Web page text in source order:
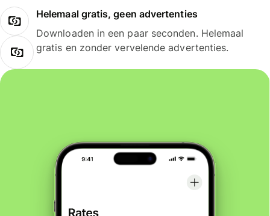
Helemaal gratis, geen advertenties
Downloaden in een paar seconden. Helemaal
gratis en zonder vervelende advertenties.